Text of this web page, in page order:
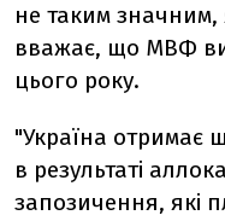
не таким значним,
вважає, що МВФ
цього року.
"Україна отримає
в результаті
запозичення, які